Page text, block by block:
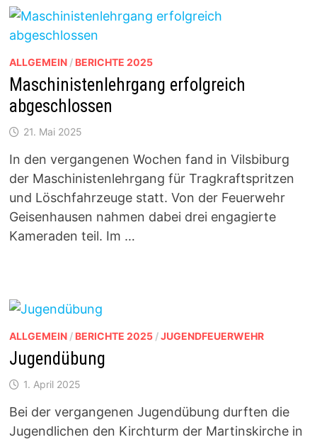
ALLGEMEIN/ BERICHTE 2025
Maschinistenlehrgang erfolgreich
abgeschlossen
21. Mai 2025
In den vergangenen Wochen fand in Vilsbiburg
der Maschinistenlehrgang für Tragkraftspritzen
und Löschfahrzeuge statt. Von der Feuerwehr
Geisenhausen nahmen dabei drei engagierte
Kameraden teil. Im …
ALLGEMEIN/ BERICHTE 2025/JUGENDFEUERWEHR
Jugendübung
1. April 2025
Bei der vergangenen Jugendübung durften die
Jugendlichen den Kirchturm der Martinskirche in